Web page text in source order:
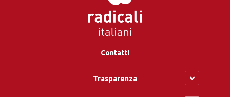
Contatti
Trasparenza